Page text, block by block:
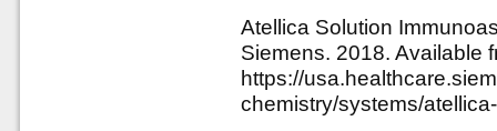
Atellica Solution
Siemens. 2018. Available
https://
chemistry/systems/